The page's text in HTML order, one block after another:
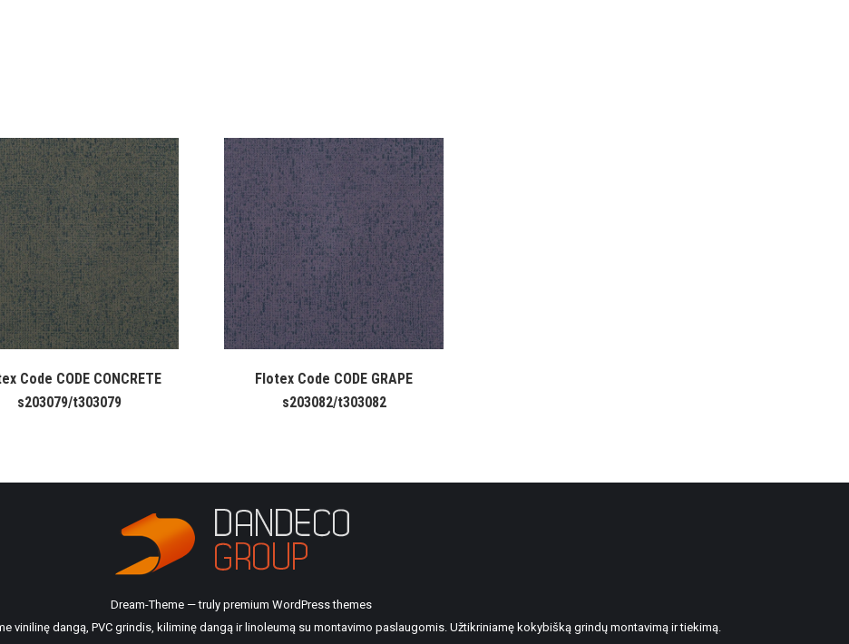
Code CODE CONCRETE
s203079/t303079
Flotex Code CODE GRAPE
s203082/t303082
Dream-Theme — truly premium WordPress themes
vinilinę dangą, PVC grindis, kiliminę dangą ir linoleumą su montavimo paslaugomis. Užtikriniamę kokybišką grindų montavimą ir tiekimą.